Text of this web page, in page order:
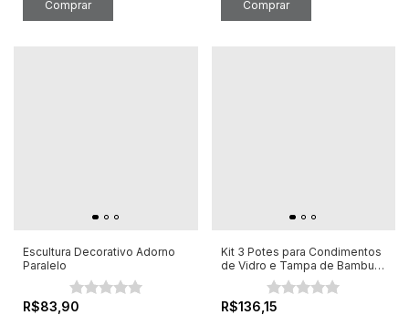
Escultura Decorativo Adorno
Paralelo
R$83,90
Kit 3 Potes para Condimentos
de Vidro e Tampa de Bambu
R$136,15